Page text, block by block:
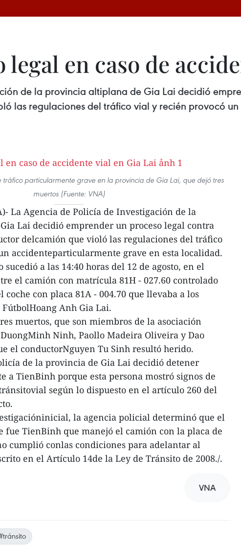
en caso de
de la provincia altiplana de Gia Lai decidió
las regulaciones del tráfico vial y recién provocó
tráfico particularmente grave en la provincia de Gia Lai, que dejó tres
muertos (Fuente: VNA)
La Agencia de Policía de Investigación de la
Lai decidió emprender un proceso legal contra
delcamión que violó las regulaciones del tráfico
accidenteparticularmente grave en esta localidad.
a las 14:40 horas del 12 de agosto, en el
el camión con matrícula 81H - 027.60 controlado
con placa 81A - 004.70 que llevaba a los
Anh Gia Lai.
muertos, que son miembros de la asociación
Ninh, Paollo Madeira Oliveira y Dao
el conductorNguyen Tu Sinh resultó herido.
de la provincia de Gia Lai decidió detener
a TienBinh porque esta persona mostró signos de
según lo dispuesto en el artículo 260 del
la agencia policial determinó que el
fue TienBinh que manejó el camión con la placa de
cumplió conlas condiciones para adelantar al
en el Artículo 14de la Ley de Tránsito de 2008./.
VNA